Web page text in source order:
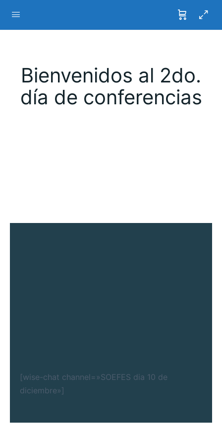
Bienvenidos al 2do.
día de conferencias
[wise-chat channel=»SOEFES dia 10 de
diciembre»]